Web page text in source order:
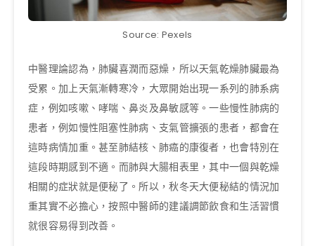
Source: Pexels
中醫理論認為，肺臟喜潤而惡燥，所以天氣乾燥肺臟最為
受累。加上天氣漸轉寒冷，大眾開始出現一系列的肺系病
症，例如咳嗽、哮喘、鼻炎及鼻敏感等。一些慢性肺病的
患者，例如慢性阻塞性肺病、支氣管擴張的患者，都會在
這時病情加重。甚至肺結核、肺癌的康復者，也會特別在
這段時期感到不適。而肺與大腸相表里，其中一個與乾燥
相關的症狀就是便秘了。所以，秋冬天大便秘結的情況加
重其實不必擔心，按照中醫師的建議調節飲食和生活習慣
就很容易得到改善。